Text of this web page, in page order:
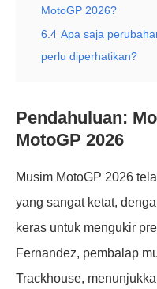
MotoGP 2026?
6.4 Apa saja
perlu diperhatikan?
Pendahuluan:
MotoGP 2026
Musim MotoGP 2026
yang sangat ketat,
keras untuk mengukir
Fernandez, pembalap
Trackhouse,